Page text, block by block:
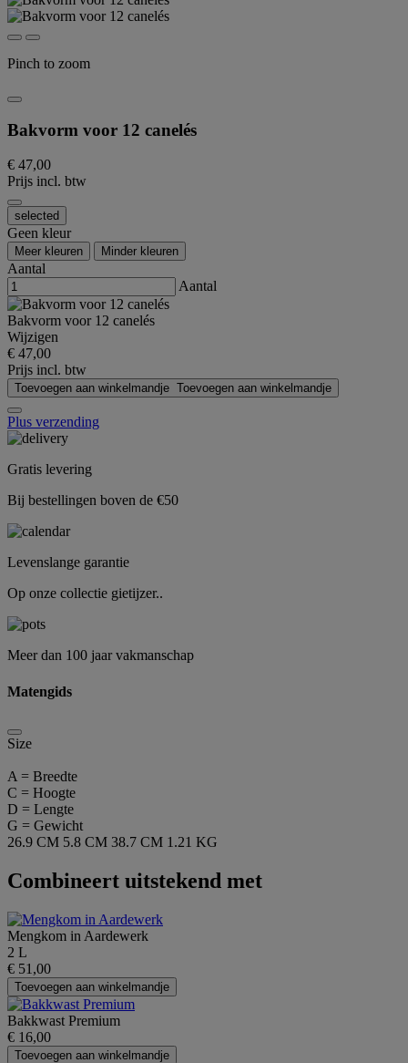
Pinch to zoom
Bakvorm voor 12 canelés
€ 47,00
Prijs incl. btw
selected
Geen kleur
Meer kleuren Minder kleuren
Aantal
Aantal
Bakvorm voor 12 canelés
Wijzigen
€ 47,00
Prijs incl. btw
Toevoegen aan winkelmandje Toevoegen aan winkelmandje
Plus verzending
Gratis levering
Bij bestellingen boven de €50
Levenslange garantie
Op onze collectie gietijzer..
Meer dan 100 jaar vakmanschap
Matengids
Size
A = Breedte
C = Hoogte
D = Lengte
G = Gewicht
26.9 CM 5.8 CM 38.7 CM 1.21 KG
Combineert uitstekend met
Mengkom in Aardewerk
2 L
€ 51,00
Toevoegen aan winkelmandje
Bakkwast Premium
€ 16,00
Toevoegen aan winkelmandje